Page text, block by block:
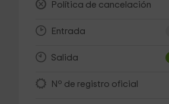
Política de cancelación
Entrada
Salida
Nº de registro oficial